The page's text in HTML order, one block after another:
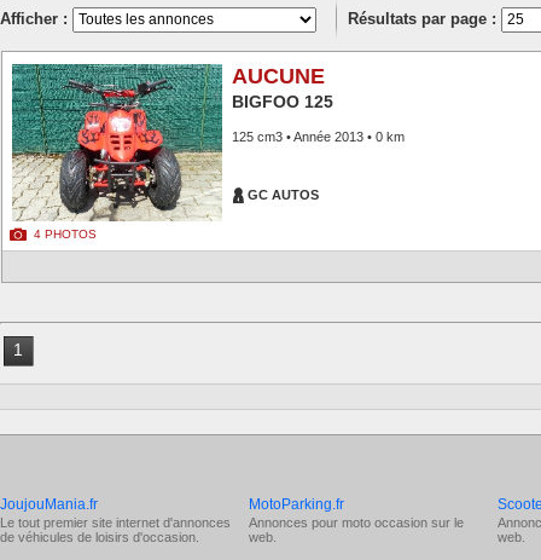
annonces professionnels
particuliers
Afficher : Résultats par page :
4 PHOTOS
AUCUNE
BIGFOO 125
125 cm3 • Année 2013 • 0 km
GC AUTOS
1
JoujouMania.fr
Le tout premier site internet d'annonces
de véhicules de loisirs d'occasion.
MotoParking.fr
Annonces pour moto occasion sur le
web.
web.